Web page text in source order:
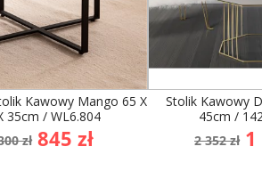
Kawowy Mango 65 X
35cm / WL6.804
zł Cena
845 zł
Stolik Kawowy
45cm /
Cena
2 352 zł 1